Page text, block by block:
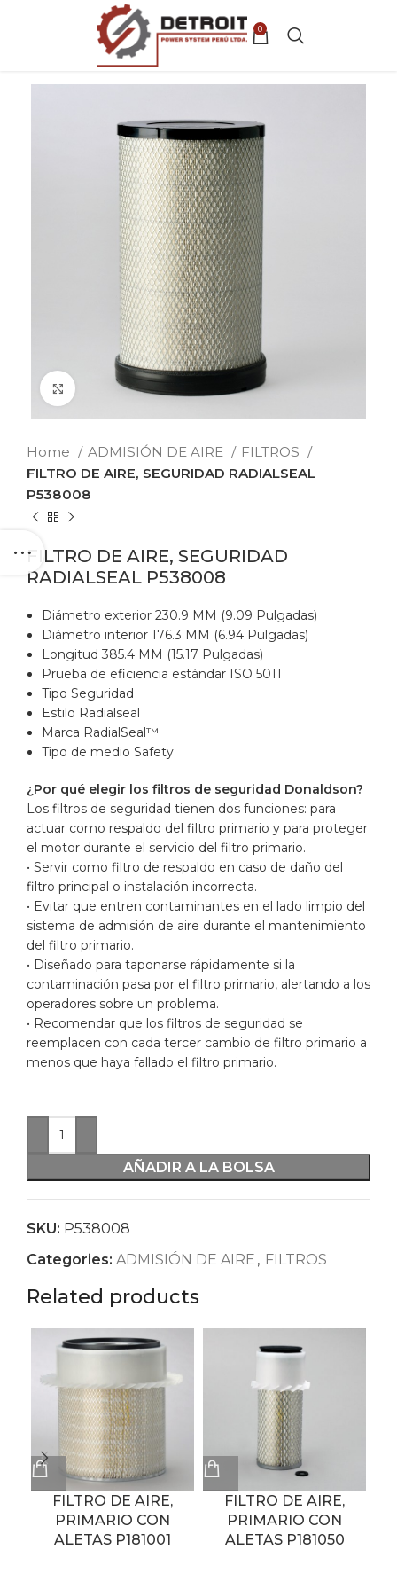
0
Clic para ampliar
Home ADMISIÓN DE AIRE
FILTROS
FILTRO DE AIRE, SEGURIDAD RADIALSEAL
P538008
FILTRO DE AIRE, SEGURIDAD
RADIALSEAL P538008
Diámetro exterior 230.9 MM (9.09 Pulgadas)
Diámetro interior 176.3 MM (6.94 Pulgadas)
Longitud 385.4 MM (15.17 Pulgadas)
Prueba de eficiencia estándar ISO 5011
Tipo Seguridad
Estilo Radialseal
Marca RadialSeal™
Tipo de medio Safety
¿Por qué elegir los filtros de seguridad Donaldson?
Los filtros de seguridad tienen dos funciones: para
actuar como respaldo del filtro primario y para proteger
el motor durante el servicio del filtro primario.
• Servir como filtro de respaldo en caso de daño del
filtro principal o instalación incorrecta.
• Evitar que entren contaminantes en el lado limpio del
sistema de admisión de aire durante el mantenimiento
del filtro primario.
• Diseñado para taponarse rápidamente si la
contaminación pasa por el filtro primario, alertando a los
operadores sobre un problema.
• Recomendar que los filtros de seguridad se
reemplacen con cada tercer cambio de filtro primario a
menos que haya fallado el filtro primario.
AÑADIR A LA BOLSA
SKU: P538008
Categories: ADMISIÓN DE AIRE , FILTROS
Related products
FILTRO DE AIRE,
PRIMARIO CON
ALETAS P181001
FILTRO DE AIRE,
PRIMARIO CON
ALETAS P181050